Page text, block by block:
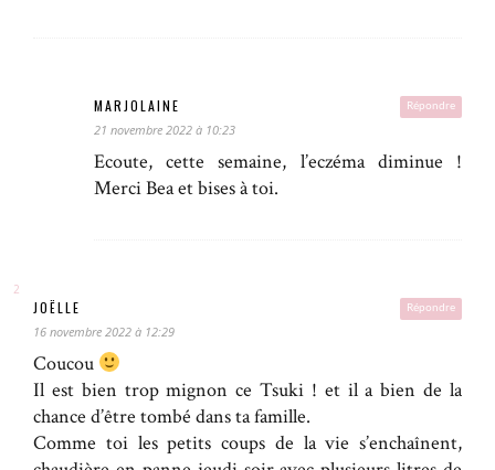
Répondre
MARJOLAINE
21 novembre 2022 à 10:23
Ecoute, cette semaine, l’eczéma diminue !
Merci Bea et bises à toi.
Répondre
JOËLLE
16 novembre 2022 à 12:29
Coucou
Il est bien trop mignon ce Tsuki ! et il a bien de la
chance d’être tombé dans ta famille.
Comme toi les petits coups de la vie s’enchaînent,